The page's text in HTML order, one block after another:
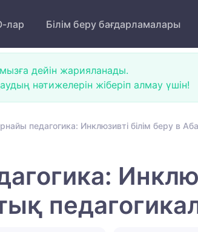
лар Білім беру бағдарламалары
дейін жарияланады.
нәтижелерін жіберіп алмау үшін!
педагогика: Инклюзивті білім беру в